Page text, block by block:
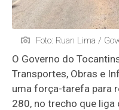
Foto: Ruan Lima /
O Governo do
Transportes, Obras e
uma força-tarefa para
280, no trecho que